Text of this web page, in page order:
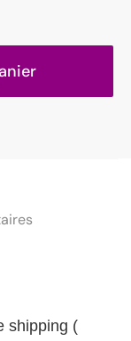
shipping (